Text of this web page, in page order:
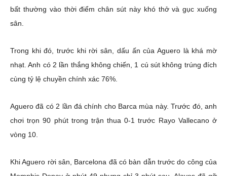
bất thường vào thời điểm chân sút này khó thở và gục xuống
sân.
Trong khi đó, trước khi rời sân, dấu ấn của Aguero là khá mờ
nhạt. Anh có 2 lần thắng không chiến, 1 cú sút không trúng đích
cùng tỷ lệ chuyền chính xác 76%.
Aguero đã có 2 lần đá chính cho Barca mùa này. Trước đó, anh
chơi trọn 90 phút trong trận thua 0-1 trước Rayo Vallecano ở
vòng 10.
Khi Aguero rời sân, Barcelona đã có bàn dẫn trước do công của